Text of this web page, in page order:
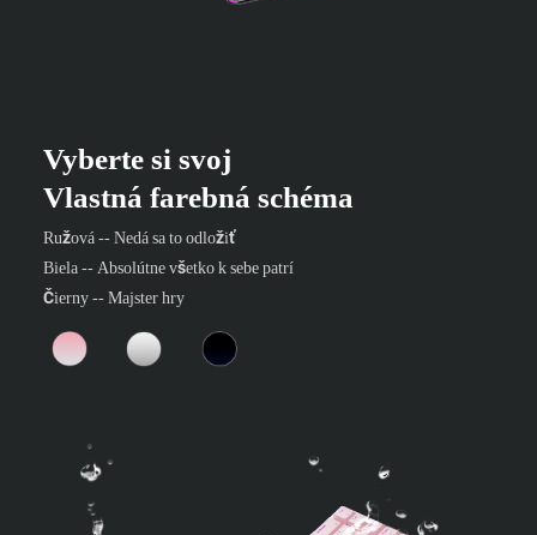
Vyberte si svoj
Vlastná farebná schéma
Ružová -- Nedá sa to odložiť
Biela -- Absolútne všetko k sebe patrí
Čierny -- Majster hry